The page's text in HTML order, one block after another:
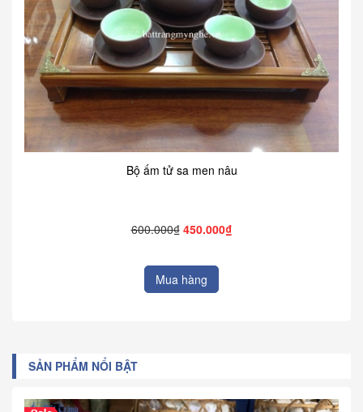
Bộ ấm tử sa men nâu
600.000₫ 450.000₫
Mua hàng
SẢN PHẨM NỔI BẬT